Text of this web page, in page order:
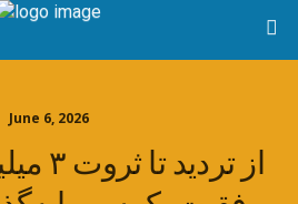
June 6, 2026
از